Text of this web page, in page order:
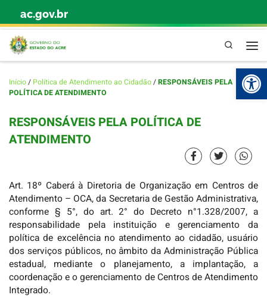
Skip to content
ac.gov.br
Pesquisa
Início/ Política de Atendimento ao Cidadão/RESPONSÁVEIS PELA
POLÍTICA DE ATENDIMENTO
RESPONSÁVEIS PELA POLÍTICA DE
ATENDIMENTO
Art. 18º Caberá à Diretoria de Organização em Centros de
Atendimento – OCA, da Secretaria de Gestão Administrativa,
conforme § 5°, do art. 2° do Decreto n°1.328/2007, a
responsabilidade pela instituição e gerenciamento da
política de excelência no atendimento ao cidadão, usuário
dos serviços públicos, no âmbito da Administração Pública
estadual, mediante o planejamento, a implantação, a
coordenação e o gerenciamento de Centros de Atendimento
Integrado.